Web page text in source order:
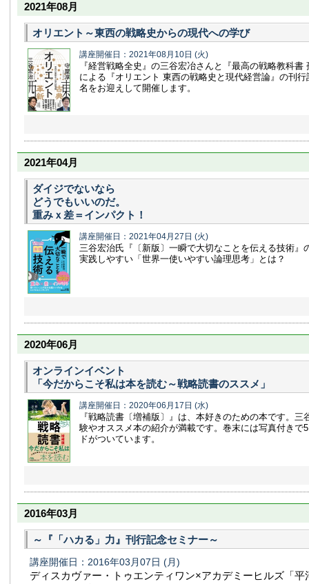
2021年08月
オリエント～東西の戦略史からの現代への学び
講座開催日：2021年08月10日 (火)
『経営戦略全史』の三谷宏冶さんと『最高の戦略教科書
による『オリエント 東西の戦略史と現代経営論』の刊
名をお迎えして開催します。
2021年04月
ダイジでないなら
どうでもいいのだ。
重みｘ差＝インパクト！
講座開催日：2021年04月27日 (火)
三谷宏治氏『〔新版〕一瞬で大切なことを伝える技術』
実践しやすい「世界一使いやすい論理思考」とは？
2020年06月
オンラインイベント
「今だからこそ私は本を読む～戦略読書のススメ」
講座開催日：2020年06月17日 (水)
『戦略読書〔増補版〕』は、本好きのための本です。三
験やオススメ本の紹介が満載です。巻末には写真付きで
ドがついています。
2016年03月
～『「ハカる」力』刊行記念セミナー～
講座開催日：2016年03月07日 (月)
ディスカヴァー・トゥエンティワン×アカデミーヒルズ「平